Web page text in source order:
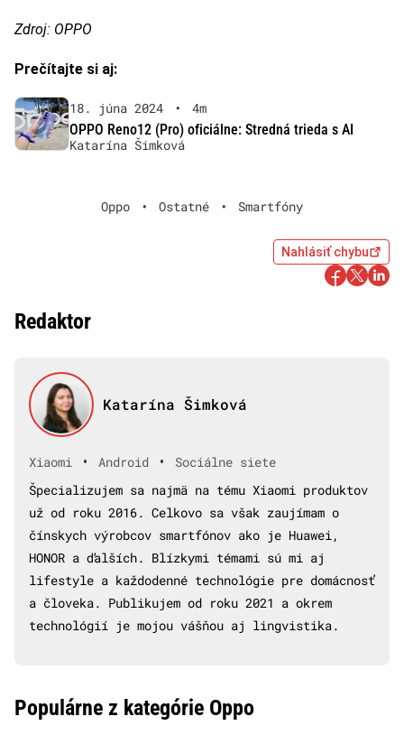
Zdroj: OPPO
Prečítajte si aj:
18. júna 2024 •
4m
OPPO Reno12 (Pro) oficiálne: Stredná trieda s AI
Katarína Šimková
Oppo • Ostatné • Smartfóny
Nahlásiť chybu
Redaktor
Katarína Šimková
Xiaomi • Android •
Sociálne siete
Špecializujem sa najmä na tému Xiaomi produktov
už od roku 2016. Celkovo sa však zaujímam o
čínskych výrobcov smartfónov ako je Huawei,
HONOR a ďalších. Blízkymi témami sú mi aj
lifestyle a každodenné technológie pre domácnosť
a človeka. Publikujem od roku 2021 a okrem
technológií je mojou vášňou aj lingvistika.
Populárne z kategórie Oppo